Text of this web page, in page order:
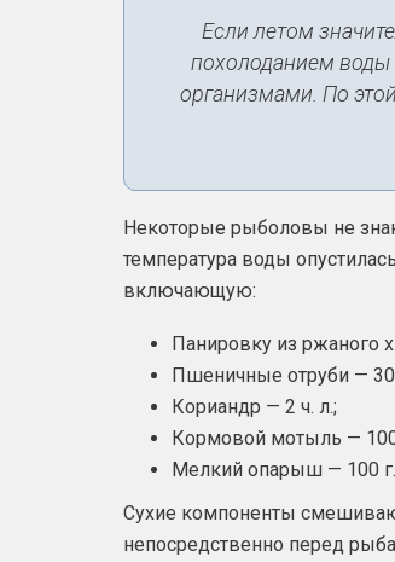
Если летом
похолоданием воды
организмами. По
Некоторые рыболовы не
температура воды
включающую:
Панировку из ржаного
Пшеничные отруби —
Кориандр — 2 ч. л.;
Кормовой мотыль —
Мелкий опарыш — 100 г.
Сухие компоненты
непосредственно перед